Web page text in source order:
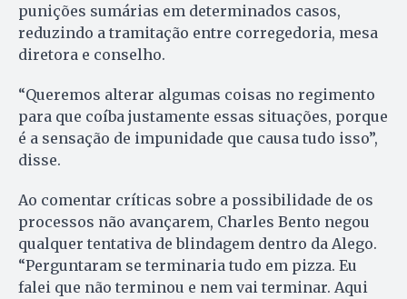
punições sumárias em determinados casos,
reduzindo a tramitação entre corregedoria, mesa
diretora e conselho.
“Queremos alterar algumas coisas no regimento
para que coíba justamente essas situações, porque
é a sensação de impunidade que causa tudo isso”,
disse.
Ao comentar críticas sobre a possibilidade de os
processos não avançarem, Charles Bento negou
qualquer tentativa de blindagem dentro da Alego.
“Perguntaram se terminaria tudo em pizza. Eu
falei que não terminou e nem vai terminar. Aqui